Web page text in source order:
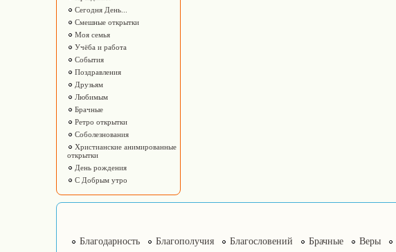
Сегодня День...
Смешные открытки
Моя семья
Учёба и работа
События
Поздравления
Друзьям
Любимым
Брачные
Ретро открытки
Соболезнования
Христианские анимированные
открытки
День рождения
С Добрым утро
Благодарность Благополучия Благословений Брачные Веры